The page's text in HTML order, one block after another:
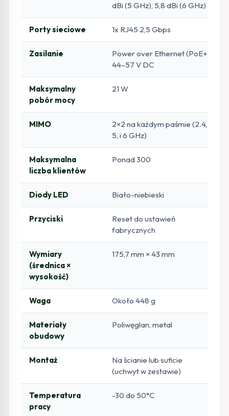
dBi (5 GHz), 5,8 dBi (6 GHz)
Porty sieciowe 1x RJ45 2,5 Gbps
Zasilanie
Power over Ethernet (PoE+)
44–57 V DC
Maksymalny
pobór mocy
21 W
MIMO
2×2 na każdym paśmie (2.4,
5, i 6 GHz)
Maksymalna
liczba klientów
Ponad 300
Diody LED Biało-niebieski
Przyciski
Reset do ustawień
fabrycznych
Wymiary
(średnica ×
wysokość)
175,7 mm × 43 mm
Waga Około 448 g
Materiały
obudowy
Poliwęglan, metal
Montaż
Na ścianie lub suficie
(uchwyt w zestawie)
Temperatura
pracy
-30 do 50°C